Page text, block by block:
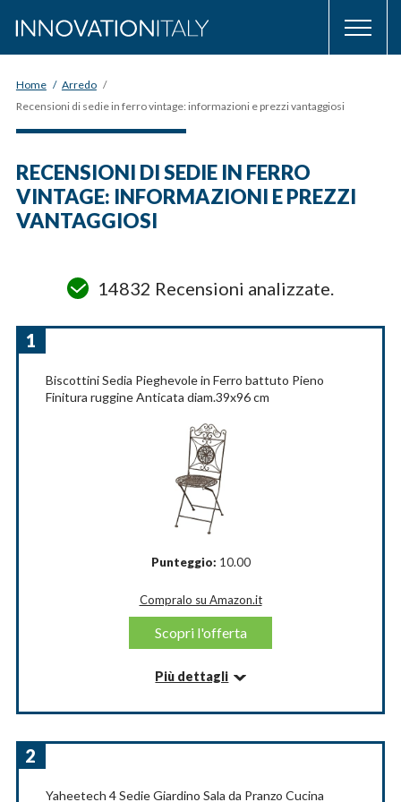
Home / Arredo /
Recensioni di sedie in ferro vintage: informazioni e prezzi vantaggiosi
RECENSIONI DI SEDIE IN FERRO
VINTAGE: INFORMAZIONI E PREZZI
VANTAGGIOSI
14832 Recensioni analizzate.
1
Biscottini Sedia Pieghevole in Ferro battuto Pieno
Finitura ruggine Anticata diam.39x96 cm
Punteggio: 10.00
Compralo su Amazon.it
Scopri l'offerta
Più dettagli
interamente in ferro battuto successivamente
2
Yaheetech 4 Sedie Giardino Sala da Pranzo Cucina